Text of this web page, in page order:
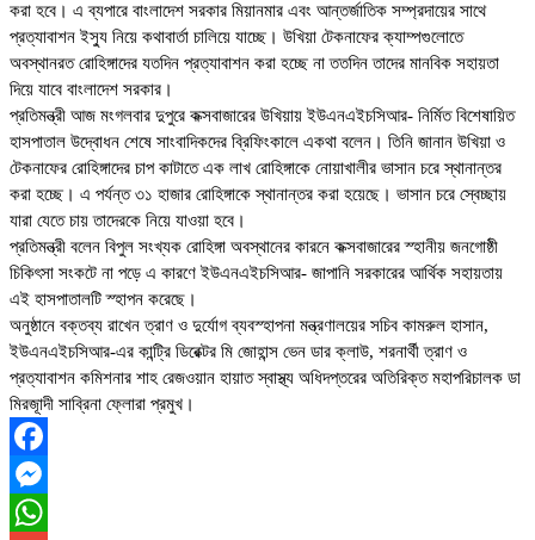
করা হবে। এ ব্যপারে বাংলাদেশ সরকার মিয়ানমার এবং আন্তর্জাতিক সম্প্রদায়ের সাথে
প্রত্যাবাশন ইস্যু নিয়ে কথাবার্তা চালিয়ে যাচ্ছে। উখিয়া টেকনাফের ক্যাম্পগুলোতে
অবস্থানরত রোহিঙ্গাদের যতদিন প্রত্যাবাশন করা হচ্ছে না ততদিন তাদের মানবিক সহায়তা
দিয়ে যাবে বাংলাদেশ সরকার।
প্রতিমন্ত্রী আজ মংগলবার দুপুরে কক্সবাজারের উখিয়ায় ইউএনএইচসিআর- নির্মিত বিশেষায়িত
হাসপাতাল উদ্বোধন শেষে সাংবাদিকদের ব্রিফিংকালে একথা বলেন। তিনি জানান উখিয়া ও
টেকনাফের রোহিঙ্গাদের চাপ কাটাতে এক লাখ রোহিঙ্গাকে নোয়াখালীর ভাসান চরে স্থানান্তর
করা হচ্ছে। এ পর্যন্ত ৩১ হাজার রোহিঙ্গাকে স্থানান্তর করা হয়েছে। ভাসান চরে স্বেচ্ছায়
যারা যেতে চায় তাদেরকে নিয়ে যাওয়া হবে।
প্রতিমন্ত্রী বলেন বিপুল সংখ্যক রোহিঙ্গা অবস্থানের কারনে কক্সবাজারের স্হানীয় জনগোষ্ঠী
চিকিৎসা সংকটে না পড়ে এ কারণে ইউএনএইচসিআর- জাপানি সরকারের আর্থিক সহায়তায়
এই হাসপাতালটি স্হাপন করেছে।
অনুষ্ঠানে বক্তব্য রাখেন ত্রাণ ও দুর্যোগ ব্যবস্হাপনা মন্ত্রণালয়ের সচিব কামরুল হাসান,
ইউএনএইচসিআর-এর কান্ট্রি ডিরেক্টর মি জোহান্স ভেন ডার ক্লাউ, শরনার্থী ত্রাণ ও
প্রত্যাবাশন কমিশনার শাহ রেজওয়ান হায়াত স্বাস্থ্য অধিদপ্তরের অতিরিক্ত মহাপরিচালক ডা
মিরজাূদী সাব্রিনা ফ্লোরা প্রমুখ।
Facebook
Messenger